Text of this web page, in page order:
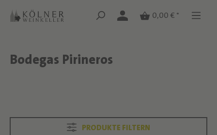
Zum Hauptinhalt springen
Zum Hauptinhalt springen
0,00 € *
Text überspringen
Bodegas Pirineros
Text überspringen
PRODUKTE FILTERN